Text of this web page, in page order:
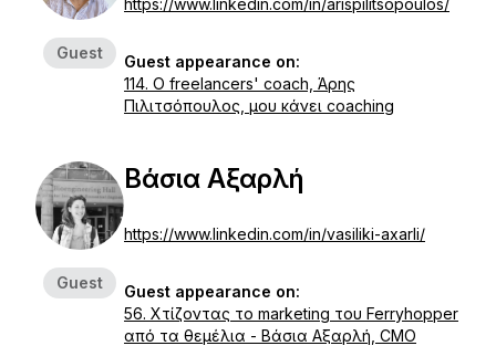
Guest
https://www.linkedin.com/in/arispilitsopoulos/
Guest appearance on:
114. O freelancers' coach, Άρης
Πιλιτσόπουλος, μου κάνει coaching
Guest
Βάσια Αξαρλή
https://www.linkedin.com/in/vasiliki-axarli/
Guest appearance on:
56. Χτίζοντας το marketing του Ferryhopper
από τα θεμέλια - Βάσια Αξαρλή, CMO